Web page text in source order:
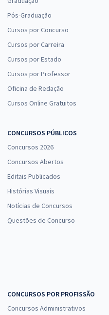
Pós-Graduação
Cursos por Concurso
Cursos por Carreira
Cursos por Estado
Cursos por Professor
Oficina de Redação
Cursos Online Gratuitos
CONCURSOS PÚBLICOS
Concursos 2026
Concursos Abertos
Editais Publicados
Histórias Visuais
Notícias de Concursos
Questões de Concurso
CONCURSOS POR PROFISSÃO
Concursos Administrativos